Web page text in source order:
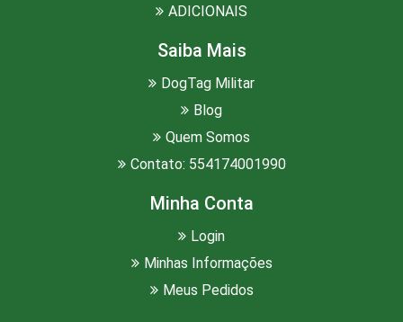
ADICIONAIS
Saiba Mais
DogTag Militar
Blog
Quem Somos
Contato: 554174001990
Minha Conta
Login
Minhas Informações
Meus Pedidos